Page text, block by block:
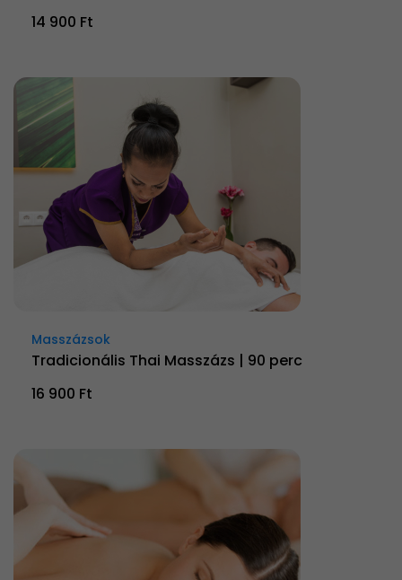
14 900 Ft
Masszázsok
Tradicionális Thai Masszázs | 90 perc
16 900 Ft